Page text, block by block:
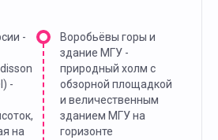
-
-
на
Воробьёвы горы и
здание МГУ -
природный холм с
обзорной площадкой
и величественным
зданием МГУ на
горизонте